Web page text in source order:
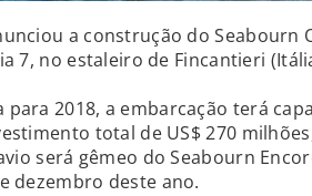
a construção do Seabourn
7, no estaleiro de Fincantieri
2018, a embarcação terá
total de US$ 270
será gêmeo do Seabourn
dezembro deste ano.